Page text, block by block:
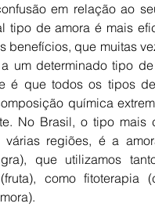
em relação ao
tipo de amora é mais
benefícios, que muitas
um determinado tipo de
é que todos os tipos
química
No Brasil, o tipo mais
várias regiões, é a
que utilizamos
como fitoterapia